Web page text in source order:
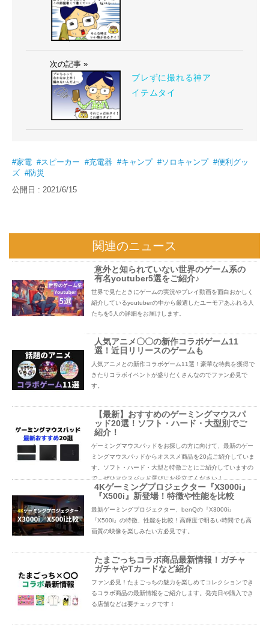
次の記事 »
ブレずに撮れる神ア
イテムタイ
#家電 #スピーカー #充電器 #キャンプ #ソロキャンプ #便利グッ
ズ #防災
公開日 : 2021/6/15
関連のニュース
意外と知られていない世界のゲーム系の
有名youtuber5選をご紹介♪
世界で見たときにゲームの実況やプレイ動画を面白おかしく
紹介しているyoutuberの中から厳選したユーモアあふれる人
たちを5人の詳細をお届けします。
人気アニメ〇〇の新作コラボゲーム11
選！近日リリースのゲームも
人気アニメとの新作コラボゲーム11選！豪華な特典を獲得で
きたりコラボイベントが盛りだくさんなのでファン必見で
す。
【最新】おすすめのゲーミングマウスパ
ッド20選！ソフト・ハード・大型別でご
紹介！
ゲーミングマウスパッドをお探しの方に向けて、最新のゲー
ミングマウスパッドからオススメ商品を20点ご紹介していま
す。ソフト・ハード・大型と特徴ごとにご紹介していますの
で、ぜひマウスパッド選びにお役立てください！
4Kゲーミングプロジェクター『X3000i』
『X500i』新登場！特徴や性能を比較
最新ゲーミングプロジェクター、benQの『X3000i』
『X500i』の特徴、性能を比較！高輝度で明るい時間でも高
画質の映像を楽しみたい方必見です。
たまごっちコラボ商品最新情報！ガチャ
ガチャやTカードなど紹介
ファン必見！たまごっちの魅力を楽しめてコレクションでき
るコラボ商品の最新情報をご紹介します。発売日や購入でき
る店舗などは要チェックです！